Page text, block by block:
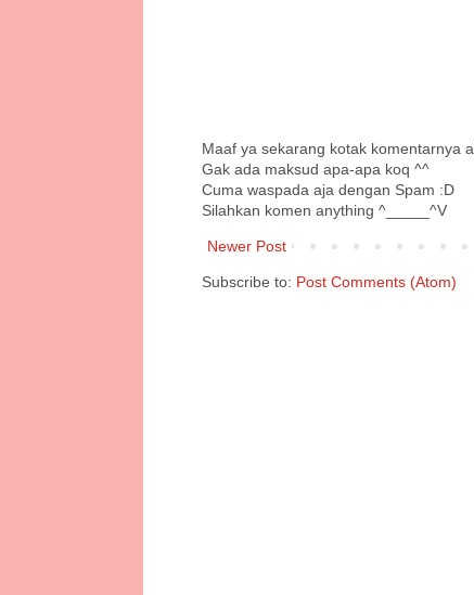
Maaf ya sekarang kotak komentarnya
Gak ada maksud apa-apa koq ^^
Cuma waspada aja dengan Spam :D
Silahkan komen anything ^_____^V
Newer Post
Subscribe to: Post Comments (Atom)